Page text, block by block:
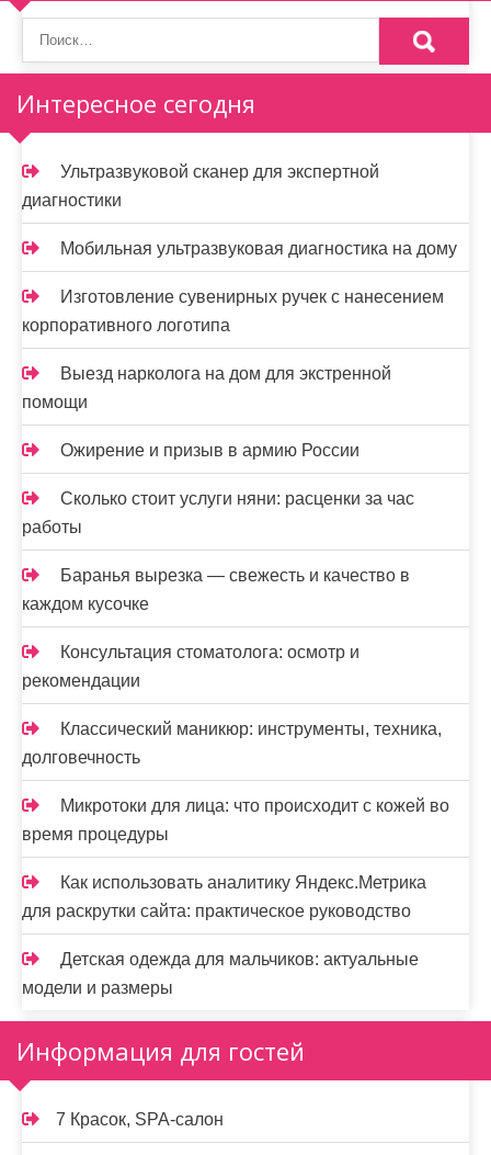
Интересное сегодня
Ультразвуковой сканер для экспертной
диагностики
Мобильная ультразвуковая диагностика на дому
Изготовление сувенирных ручек с нанесением
корпоративного логотипа
Выезд нарколога на дом для экстренной
помощи
Ожирение и призыв в армию России
Сколько стоит услуги няни: расценки за час
работы
Баранья вырезка — свежесть и качество в
каждом кусочке
Консультация стоматолога: осмотр и
рекомендации
Классический маникюр: инструменты, техника,
долговечность
Микротоки для лица: что происходит с кожей во
время процедуры
Как использовать аналитику Яндекс.Метрика
для раскрутки сайта: практическое руководство
Детская одежда для мальчиков: актуальные
модели и размеры
Информация для гостей
7 Красок, SPA-салон